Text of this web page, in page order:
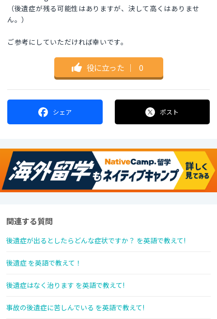
（後遺症が残る可能性はありますが、決して高くはありませ
ん。）
ご参考にしていただければ幸いです。
役に立った ｜ 0
シェア ポスト
関連する質問
後遺症が出るとしたらどんな症状ですか？ を英語で教えて!
後遺症 を英語で教えて！
後遺症はなく治ります を英語で教えて!
事故の後遺症に苦しんでいる を英語で教えて!